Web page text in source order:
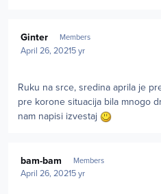
Ginter Members
April 26, 20215 yr
Ruku na srce, sredina aprila je
pre korone situacija bila mnogo
nam napisi izvestaj
bam-bam Members
April 26, 20215 yr